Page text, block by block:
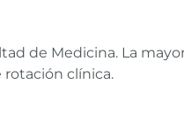
de Medicina. La
rotación clínica.